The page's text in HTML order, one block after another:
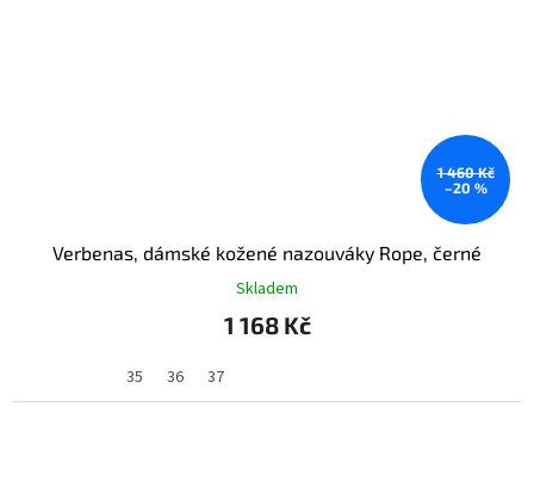
1 460 Kč
–20 %
Verbenas, dámské kožené nazouváky Rope, černé
Skladem
1 168 Kč
35 36 37